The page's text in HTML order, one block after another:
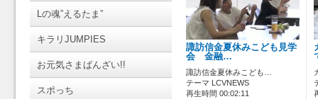
Lの魂”えるたま”
キラリJUMPIES
お元気さまばんざい!!
スポっち
諏訪信金夏休みこども見学
会 金融…
諏訪信金夏休みこども…
テーマ LCVNEWS
再生時間 00:02:11